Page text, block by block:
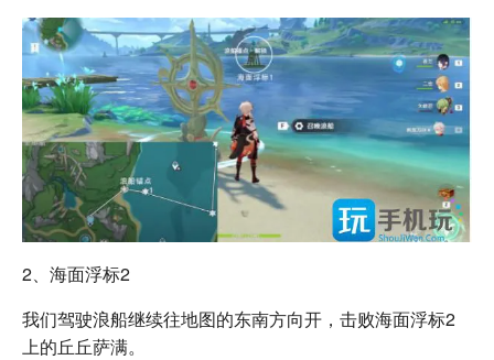
2、海面浮标2
我们驾驶浪船继续往地图的东南方向开，击败海面浮标2
上的丘丘萨满。